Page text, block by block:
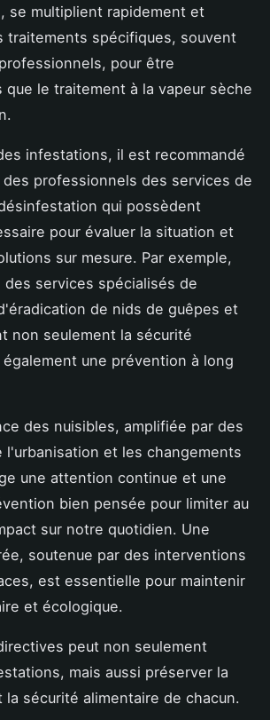
se multiplient rapidement et
traitements spécifiques, souvent
pour être
que le traitement à la vapeur sèche
infestations, il est recommandé
professionnels des services de
qui possèdent
pour évaluer la situation et
sur mesure. Par exemple,
services spécialisés de
de nids de guêpes et
non seulement la sécurité
également une prévention à long
des nuisibles, amplifiée par des
l'urbanisation et les changements
une attention continue et une
bien pensée pour limiter au
sur notre quotidien. Une
soutenue par des interventions
est essentielle pour maintenir
et écologique.
peut non seulement
mais aussi préserver la
sécurité alimentaire de chacun.